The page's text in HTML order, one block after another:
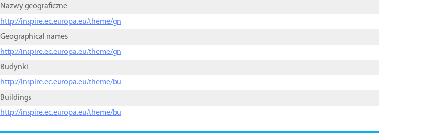
Nazwy geograficzne
http://inspire.ec.europa.eu/theme/gn
Geographical names
http://inspire.ec.europa.eu/theme/gn
Budynki
http://inspire.ec.europa.eu/theme/bu
Buildings
http://inspire.ec.europa.eu/theme/bu